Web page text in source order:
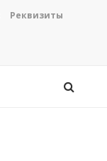
Реквизиты